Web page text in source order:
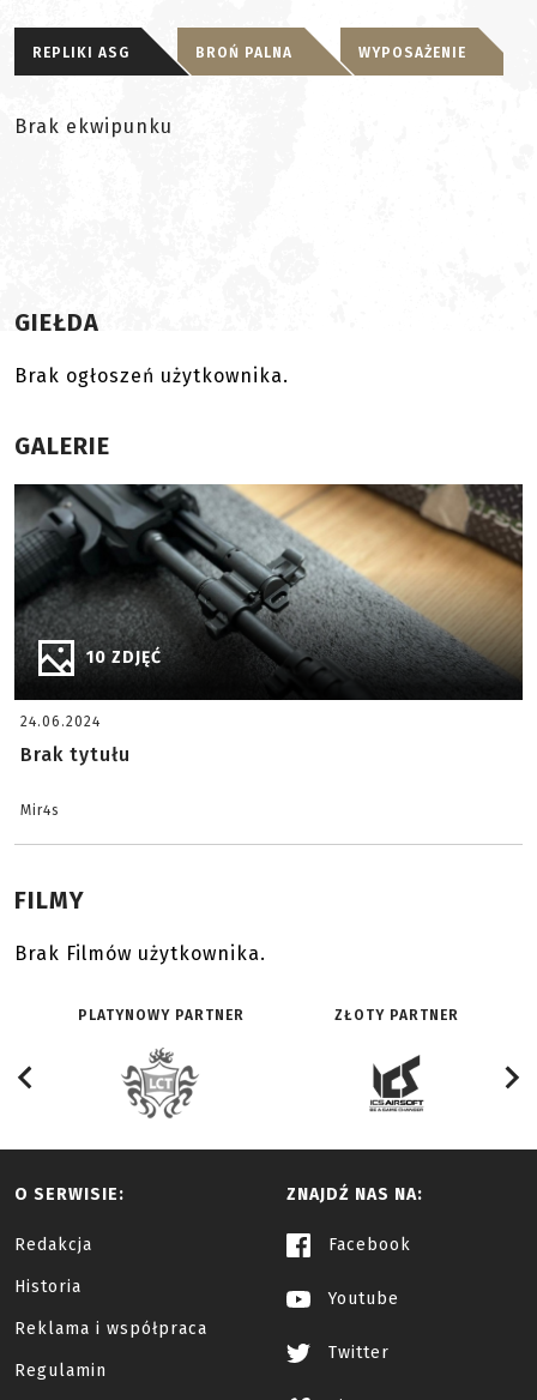
REPLIKI ASG BROŃ PALNA WYPOSAŻENIE
Brak ekwipunku
GIEŁDA
Brak ogłoszeń użytkownika.
GALERIE
10 ZDJĘĆ
24.06.2024
Brak tytułu
Mir4s
FILMY
Brak Filmów użytkownika.
PLATYNOWY PARTNER ZŁOTY PARTNER
O SERWISIE:
Redakcja
Historia
Reklama i współpraca
Regulamin
ZNAJDŹ NAS NA:
Facebook
Youtube
Twitter